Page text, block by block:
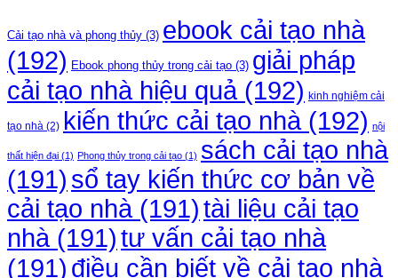
Cải tạo nhà và phong thủy (3) ebook cải tạo nhà
(192) Ebook phong thủy trong cải tạo (3) giải pháp
cải tạo nhà hiệu quả(192) kinh nghiệm cải
tạo nhà (2) kiến thức cải tạo nhà(192) nội
thất hiện đại (1) Phong thủy trong cải tạo (1) sách cải tạo nhà
(191) sổ tay kiến thức cơ bản về
cải tạo nhà(191)tài liệu cải tạo
nhà(191)tư vấn cải tạo nhà
(191) điều cần biết về cải tạo nhà